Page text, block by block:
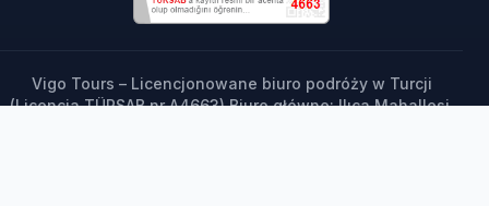
Vigo Tours – Licencjonowane biuro podróży w Turcji
(Licencja TÜRSAB nr A4663) Biuro główne: Ilıca Mahallesi,